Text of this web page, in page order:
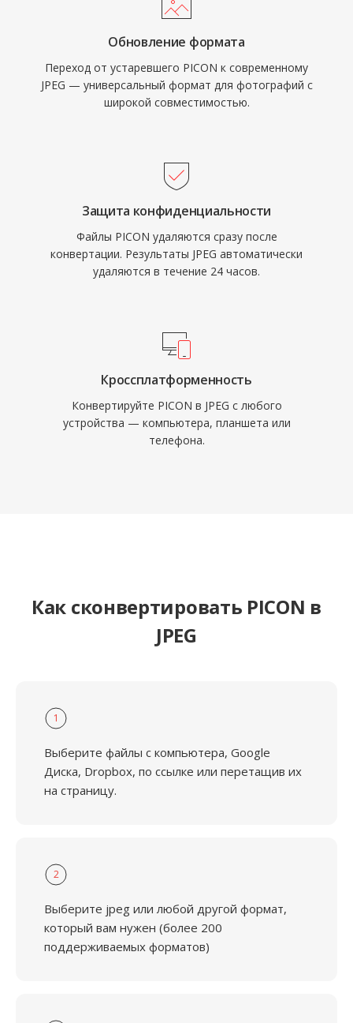
Обновление формата
Переход от устаревшего PICON к современному
JPEG — универсальный формат для фотографий с
широкой совместимостью.
Защита конфиденциальности
Файлы PICON удаляются сразу после
конвертации. Результаты JPEG автоматически
удаляются в течение 24 часов.
Кроссплатформенность
Конвертируйте PICON в JPEG с любого
устройства — компьютера, планшета или
телефона.
Как сконвертировать PICON в
JPEG
1
Выберите файлы с компьютера, Google
Диска, Dropbox, по ссылке или перетащив их
на страницу.
2
Выберите jpeg или любой другой формат,
который вам нужен (более 200
поддерживаемых форматов)